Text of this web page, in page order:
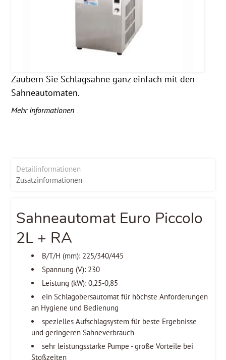
Zaubern Sie Schlagsahne ganz einfach mit den
Sahneautomaten.
Mehr Informationen
Detailinformationen
Zusatzinformationen
Sahneautomat Euro Piccolo
2L + RA
B/T/H (mm): 225/340/445
Spannung (V): 230
Leistung (kW): 0,25-0,85
ein Schlagobersautomat für höchste Anforderungen
an Hygiene und Bedienung
spezielles Aufschlagsystem für beste Ergebnisse
und geringeren Sahneverbrauch
sehr leistungsstarke Pumpe - große Vorteile bei
Stoßzeiten